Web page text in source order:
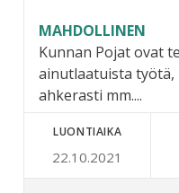
MAHDOLLINEN
Kunnan Pojat ovat
ainutlaatuista
ahkerasti mm....
LUONTIAIKA
22.10.2021